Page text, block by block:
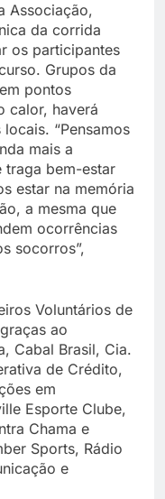
Associação,
da corrida
os participantes
Grupos da
pontos
calor, haverá
“Pensamos
mais a
traga bem-estar
estar na memória
a mesma que
ocorrências
socorros”,
Voluntários de
ao
Cabal Brasil, Cia.
de Crédito,
em
Esporte Clube,
Chama e
Sports, Rádio
e